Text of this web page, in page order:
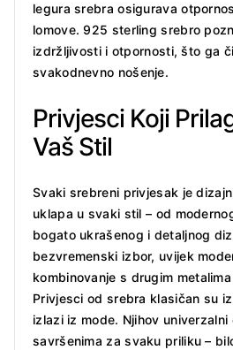
legura srebra osigurava
lomove. 925 sterling srebro
izdržljivosti i otpornosti, što ga
svakodnevno nošenje.
Privjesci Koji
Vaš Stil
Svaki srebreni privjesak je
uklapa u svaki stil – od
bogato ukrašenog i detaljnog
bezvremenski izbor, uvijek
kombinovanje s drugim
Privjesci od srebra klasičan su
izlazi iz mode. Njihov univerzalni
savršenima za svaku priliku –